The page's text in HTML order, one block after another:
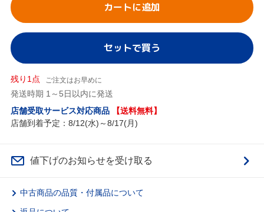
カートに追加
セットで買う
残り1点 ご注文はお早めに
発送時期 1～5日以内に発送
店舗受取サービス対応商品
【送料無料】
店舗到着予定：8/12(水)～8/17(月)
値下げのお知らせを受け取る
中古商品の品質・付属品について